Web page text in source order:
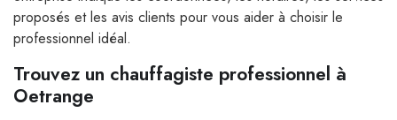
proposés et les avis clients pour vous aider à choisir le
professionnel idéal.
Trouvez un chauffagiste professionnel à
Oetrange